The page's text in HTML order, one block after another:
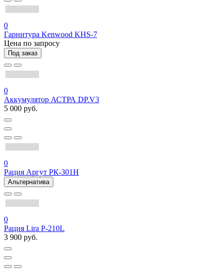
0
Гарнитура Kenwood KHS-7
Цена по запросу
Под заказ
0
Аккумулятор АСТРА DP.V3
5 000 руб.
0
Рация Аргут РК-301Н
Альтернатива
0
Рация Lira P-210L
3 900 руб.